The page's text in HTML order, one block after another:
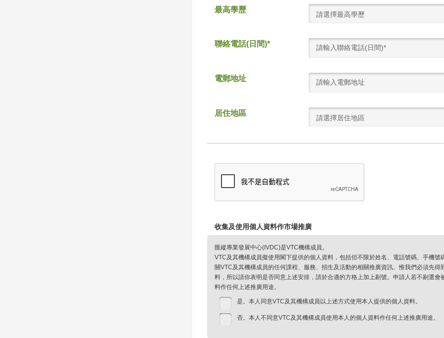
最高學歷
請選擇最高學歷
聯絡電話(日間)*
電郵地址
居住地區
請選擇居住地區
收集及使用個人資料作市場推廣
匯縱專業發展中心(IVDC)是VTC機構成員。
VTC及其機構成員擬使用閣下提供的個人資料，包括但不限於姓名、電話號碼、手機
關VTC及其機構成員的任何課程、服務、招生及活動的相關推廣資訊。惟我們必須先
料，所以請你表明是否同意上述安排，請於合適的方格上加上剔號。申請人若不剔選
料作任何上述推廣用途。
是。本人同意VTC及其機構成員以上述方式使用本人提供的個人資料。
否。本人不同意VTC及其機構成員使用本人的個人資料作任何上述推廣用途。